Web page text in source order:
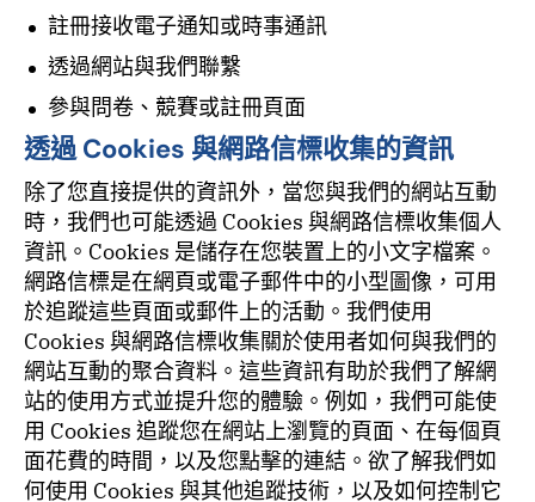
註冊接收電子通知或時事通訊
透過網站與我們聯繫
參與問卷、競賽或註冊頁面
透過 Cookies 與網路信標收集的資訊
除了您直接提供的資訊外，當您與我們的網站互動
時，我們也可能透過 Cookies 與網路信標收集個人
資訊。Cookies 是儲存在您裝置上的小文字檔案。
網路信標是在網頁或電子郵件中的小型圖像，可用
於追蹤這些頁面或郵件上的活動。我們使用
Cookies 與網路信標收集關於使用者如何與我們的
網站互動的聚合資料。這些資訊有助於我們了解網
站的使用方式並提升您的體驗。例如，我們可能使
用 Cookies 追蹤您在網站上瀏覽的頁面、在每個頁
面花費的時間，以及您點擊的連結。欲了解我們如
何使用 Cookies 與其他追蹤技術，以及如何控制它